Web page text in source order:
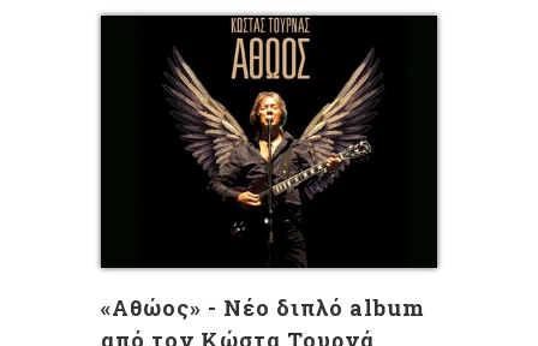
«Αθώος» - Νέο διπλό album
από τον Κώστα Τουρνά